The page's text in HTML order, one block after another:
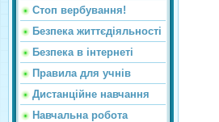
Стоп вербування!
Безпека життєдіяльності
Безпека в інтернеті
Правила для учнів
Дистанційне навчання
Навчальна робота